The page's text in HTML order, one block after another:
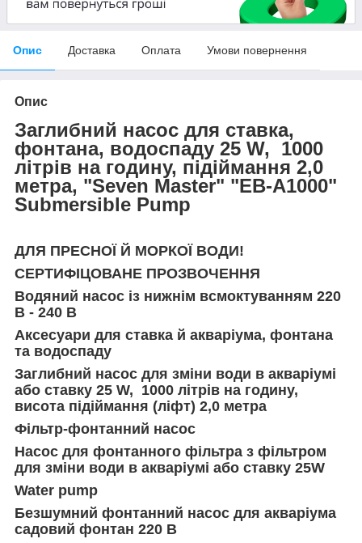
Опис Доставка Оплата Умови повернення
Опис
Заглибний насос для ставка,
фонтана, водоспаду 25 W, 1000
літрів на годину, підіймання 2,0
метра, "Seven Master" "EB-A1000"
Submersible Pump
ДЛЯ ПРЕСНОЇ Й МОРКОЇ ВОДИ!
СЕРТИФІЦОВАНЕ ПРОЗВОЧЕННЯ
Водяний насос із нижнім всмоктуванням 220
В - 240 В
Аксесуари для ставка й акваріума, фонтана
та водоспаду
Заглибний насос для зміни води в акваріумі
або ставку 25 W, 1000 літрів на годину,
висота підіймання (ліфт) 2,0 метра
Фільтр-фонтанний насос
Насос для фонтанного фільтра з фільтром
для зміни води в акваріумі або ставку 25W
Water pump
Безшумний фонтанний насос для акваріума
садовий фонтан 220 В